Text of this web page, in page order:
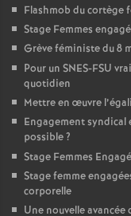
Flashmob du cortège
Stage Femmes
Grève féministe du 8
Pour un SNES-FSU
quotidien
Mettre en œuvre
Engagement
possible?
Stage Femmes
Stage femme
corporelle
Une nouvelle